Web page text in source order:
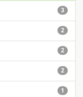
3
2
2
2
1